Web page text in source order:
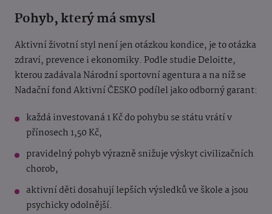
Pohyb, který má smysl
Aktivní životní styl není jen otázkou kondice, je to otázka
zdraví, prevence i ekonomiky. Podle studie Deloitte,
kterou zadávala Národní sportovní agentura a na níž se
Nadační fond Aktivní ČESKO podílel jako odborný garant:
každá investovaná 1 Kč do pohybu se státu vrátí v
přínosech 1,50 Kč,
pravidelný pohyb výrazně snižuje výskyt civilizačních
chorob,
aktivní děti dosahují lepších výsledků ve škole a jsou
psychicky odolnější.